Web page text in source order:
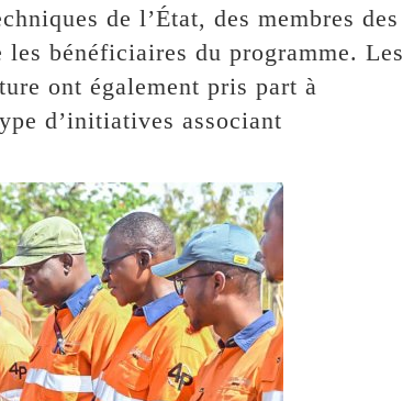
de l’État, des membres des
bénéficiaires du programme. Les
ont également pris part à
d’initiatives associant